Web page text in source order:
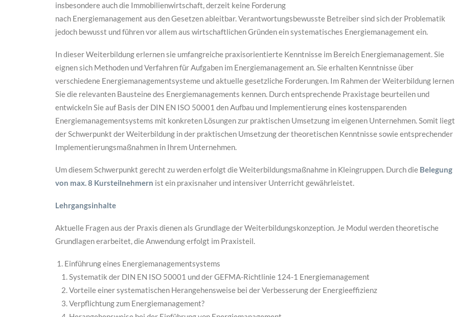
insbesondere auch die Immobilienwirtschaft, derzeit keine Forderung
nach Energiemanagement aus den Gesetzen ableitbar. Verantwortungsbewusste Betreiber sind sich der Problematik
jedoch bewusst und führen vor allem aus wirtschaftlichen Gründen ein systematisches Energiemanagement ein.
In dieser Weiterbildung erlernen sie umfangreiche praxisorientierte Kenntnisse im Bereich Energiemanagement. Sie
eignen sich Methoden und Verfahren für Aufgaben im Energiemanagement an. Sie erhalten Kenntnisse über
verschiedene Energiemanagementsysteme und aktuelle gesetzliche Forderungen. Im Rahmen der Weiterbildung lernen
Sie die relevanten Bausteine des Energiemanagements kennen. Durch entsprechende Praxistage beurteilen und
entwickeln Sie auf Basis der DIN EN ISO 50001 den Aufbau und Implementierung eines kostensparenden
Energiemanagementsystems mit konkreten Lösungen zur praktischen Umsetzung im eigenen Unternehmen. Somit liegt
der Schwerpunkt der Weiterbildung in der praktischen Umsetzung der theoretischen Kenntnisse sowie entsprechender
Implementierungsmaßnahmen in Ihrem Unternehmen.
Um diesem Schwerpunkt gerecht zu werden erfolgt die Weiterbildungsmaßnahme in Kleingruppen. Durch die Belegung
von max. 8 Kursteilnehmern ist ein praxisnaher und intensiver Unterricht gewährleistet.
Lehrgangsinhalte
Aktuelle Fragen aus der Praxis dienen als Grundlage der Weiterbildungskonzeption. Je Modul werden theoretische
Grundlagen erarbeitet, die Anwendung erfolgt im Praxisteil.
Einführung eines Energiemanagementsystems
Systematik der DIN EN ISO 50001 und der GEFMA-Richtlinie 124-1 Energiemanagement
Vorteile einer systematischen Herangehensweise bei der Verbesserung der Energieeffizienz
Verpflichtung zum Energiemanagement?